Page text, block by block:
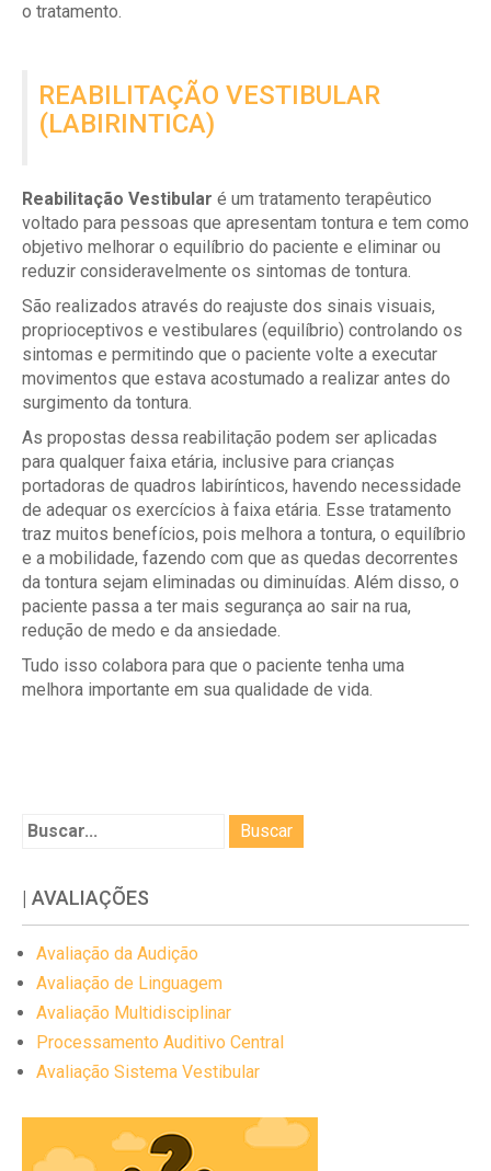
o tratamento.
REABILITAÇÃO VESTIBULAR
(LABIRINTICA)
Reabilitação Vestibular é um tratamento terapêutico
voltado para pessoas que apresentam tontura e tem como
objetivo melhorar o equilíbrio do paciente e eliminar ou
reduzir consideravelmente os sintomas de tontura.
São realizados através do reajuste dos sinais visuais,
proprioceptivos e vestibulares (equilíbrio) controlando os
sintomas e permitindo que o paciente volte a executar
movimentos que estava acostumado a realizar antes do
surgimento da tontura.
As propostas dessa reabilitação podem ser aplicadas
para qualquer faixa etária, inclusive para crianças
portadoras de quadros labirínticos, havendo necessidade
de adequar os exercícios à faixa etária. Esse tratamento
traz muitos benefícios, pois melhora a tontura, o equilíbrio
e a mobilidade, fazendo com que as quedas decorrentes
da tontura sejam eliminadas ou diminuídas. Além disso, o
paciente passa a ter mais segurança ao sair na rua,
redução de medo e da ansiedade.
Tudo isso colabora para que o paciente tenha uma
melhora importante em sua qualidade de vida.
| AVALIAÇÕES
Avaliação da Audição
Avaliação de Linguagem
Avaliação Multidisciplinar
Processamento Auditivo Central
Avaliação Sistema Vestibular